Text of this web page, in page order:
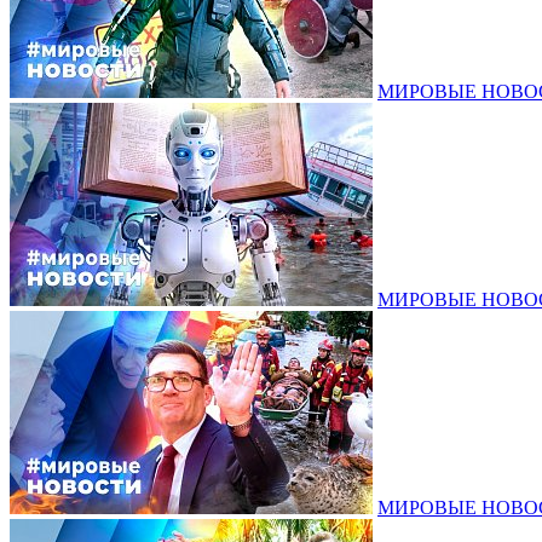
МИРОВЫЕ
МИРОВЫЕ
МИРОВЫЕ